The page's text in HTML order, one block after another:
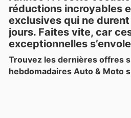
réductions incroyables
exclusives qui ne
jours. Faites vite, car
exceptionnelles
Trouvez les dernières offres
hebdomadaires Auto & Moto